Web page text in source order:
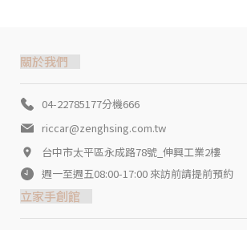
關於我們
04-22785177分機666
riccar@zenghsing.com.tw
台中市太平區永成路78號_伸興工業2樓
週一至週五08:00-17:00 來訪前請提前預約
立家手創館